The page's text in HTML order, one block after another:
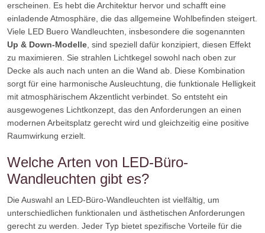
erscheinen. Es hebt die Architektur hervor und schafft eine
einladende Atmosphäre, die das allgemeine Wohlbefinden steigert.
Viele LED Buero Wandleuchten, insbesondere die sogenannten
Up & Down-Modelle , sind speziell dafür konzipiert, diesen Effekt
zu maximieren. Sie strahlen Lichtkegel sowohl nach oben zur
Decke als auch nach unten an die Wand ab. Diese Kombination
sorgt für eine harmonische Ausleuchtung, die funktionale Helligkeit
mit atmosphärischem Akzentlicht verbindet. So entsteht ein
ausgewogenes Lichtkonzept, das den Anforderungen an einen
modernen Arbeitsplatz gerecht wird und gleichzeitig eine positive
Raumwirkung erzielt.
Welche Arten von LED-Büro-
Wandleuchten gibt es?
Die Auswahl an LED-Büro-Wandleuchten ist vielfältig, um
unterschiedlichen funktionalen und ästhetischen Anforderungen
gerecht zu werden. Jeder Typ bietet spezifische Vorteile für die